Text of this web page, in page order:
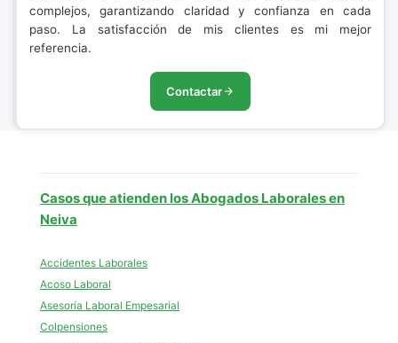
complejos, garantizando claridad y confianza en cada
paso. La satisfacción de mis clientes es mi mejor
referencia.
Contactar
Casos que atienden los Abogados Laborales en
Neiva
Accidentes Laborales
Acoso Laboral
Asesoría Laboral Empesarial
Colpensiones